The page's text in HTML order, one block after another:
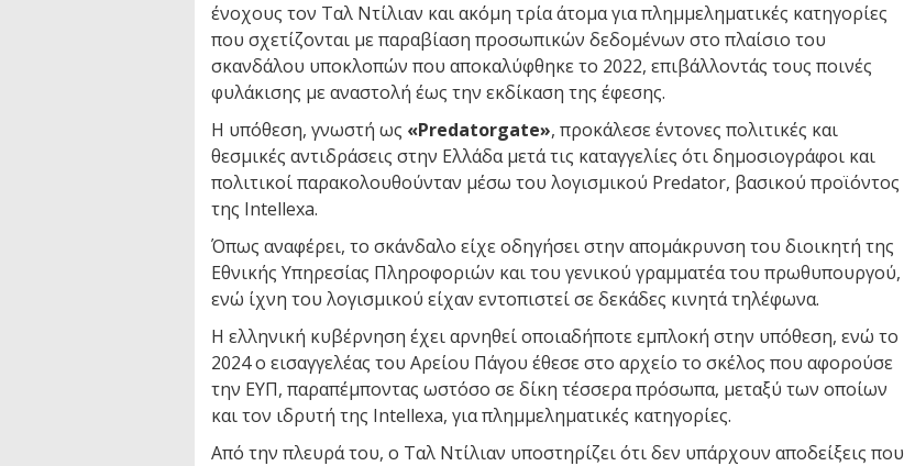
ένοχους τον Ταλ Ντίλιαν και ακόμη τρία άτομα για πλημμεληματικές κατηγορίες
που σχετίζονται με παραβίαση προσωπικών δεδομένων στο πλαίσιο του
σκανδάλου υποκλοπών που αποκαλύφθηκε το 2022, επιβάλλοντάς τους ποινές
φυλάκισης με αναστολή έως την εκδίκαση της έφεσης.
Η υπόθεση, γνωστή ως «Predatorgate», προκάλεσε έντονες πολιτικές και
θεσμικές αντιδράσεις στην Ελλάδα μετά τις καταγγελίες ότι δημοσιογράφοι και
πολιτικοί παρακολουθούνταν μέσω του λογισμικού Predator, βασικού προϊόντος
της Intellexa.
Όπως αναφέρει, το σκάνδαλο είχε οδηγήσει στην απομάκρυνση του διοικητή της
Εθνικής Υπηρεσίας Πληροφοριών και του γενικού γραμματέα του πρωθυπουργού,
ενώ ίχνη του λογισμικού είχαν εντοπιστεί σε δεκάδες κινητά τηλέφωνα.
Η ελληνική κυβέρνηση έχει αρνηθεί οποιαδήποτε εμπλοκή στην υπόθεση, ενώ το
2024 ο εισαγγελέας του Αρείου Πάγου έθεσε στο αρχείο το σκέλος που αφορούσε
την ΕΥΠ, παραπέμποντας ωστόσο σε δίκη τέσσερα πρόσωπα, μεταξύ των οποίων
και τον ιδρυτή της Intellexa, για πλημμεληματικές κατηγορίες.
Από την πλευρά του, ο Ταλ Ντίλιαν υποστηρίζει ότι δεν υπάρχουν αποδείξεις που